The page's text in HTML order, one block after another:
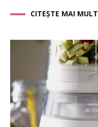
CITEȘTE MAI MULT